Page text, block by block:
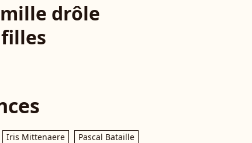
drôle
Iris Mittenaere
Pascal Bataille